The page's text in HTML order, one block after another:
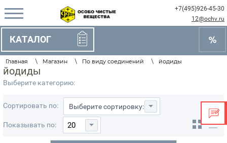
КАТАЛОГ
+7(495)926-45-30
12@ochv.ru
Главная \ Магазин \ По виду соединений \ йодиды
йодиды
Выберите категорию:
Сортировать по: Выберите сортировку:
Показывать по: 20